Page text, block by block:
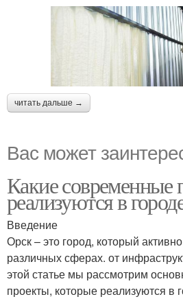
читать дальше →
Вас может
Какие современные
реализуются в
Введение
Орск – это город, который
различных сферах. от
этой статье мы рассмотрим
проекты, которые реализуются в